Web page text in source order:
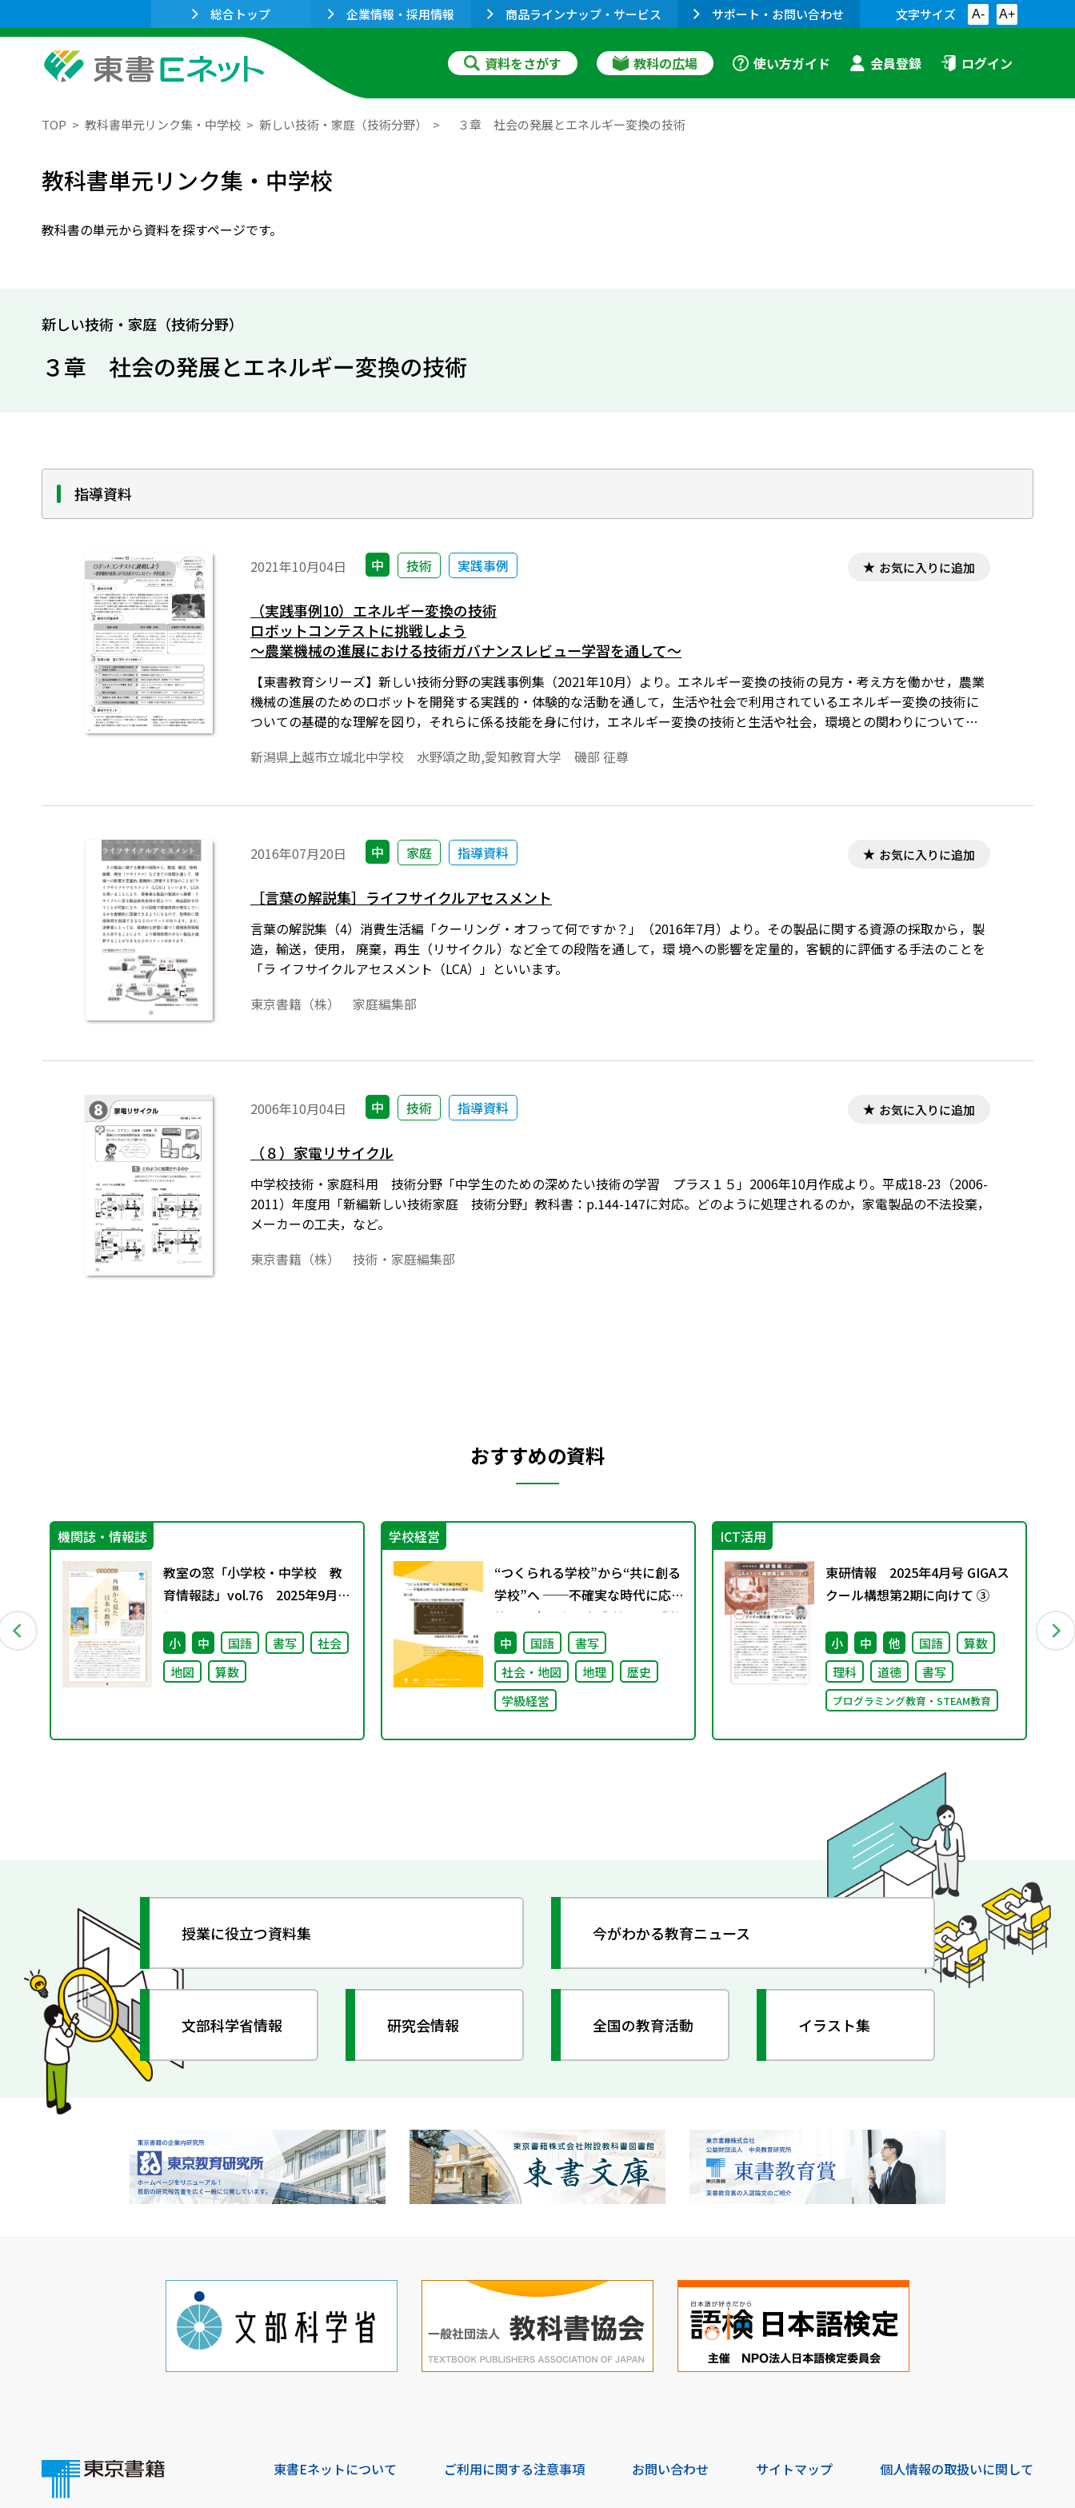
総合トップ 企業情報・採用情報 商品ラインナップ・サービス サポート・お問い合わせ 文字サイズ A- A+
資料をさがす 教科の広場 使い方ガイド 会員登録 ログイン
TOP 教科書単元リンク集・中学校 新しい技術・家庭（技術分野） ３章 社会の発展とエネルギー変換の技術
教科書単元リンク集・中学校
教科書の単元から資料を探すページです。
新しい技術・家庭（技術分野）
３章 社会の発展とエネルギー変換の技術
指導資料
2021年10月04日 中 技術 実践事例 お気に入りに追加
（実践事例10）エネルギー変換の技術
ロボットコンテストに挑戦しよう
〜農業機械の進展における技術ガバナンスレビュー学習を通して〜
【東書教育シリーズ】新しい技術分野の実践事例集（2021年10月）より。エネルギー変換の技術の見方・考え方を働かせ，農業
機械の進展のためのロボットを開発する実践的・体験的な活動を通して，生活や社会で利用されているエネルギー変換の技術に
ついての基礎的な理解を図り，それらに係る技能を身に付け，エネルギー変換の技術と生活や社会，環境との関わりについて理
な社会の構築に向けて，適切かつ誠実にエネルギー変換の技術を工夫し創造しようとする実践的な態度を身に付ける。
新潟県上越市立城北中学校 水野頌之助,愛知教育大学 磯部 征尊
2016年07月20日 中 家庭 指導資料 お気に入りに追加
［言葉の解説集］ライフサイクルアセスメント
言葉の解説集（4）消費生活編「クーリング・オフって何ですか？」（2016年7月）より。その製品に関する資源の採取から，製
造，輸送，使用， 廃棄，再生（リサイクル）など全ての段階を通して，環 境への影響を定量的，客観的に評価する手法のことを
「ラ イフサイクルアセスメント（LCA）」といいます。
東京書籍（株） 家庭編集部
2006年10月04日 中 技術 指導資料 お気に入りに追加
（８）家電リサイクル
中学校技術・家庭科用 技術分野「中学生のための深めたい技術の学習 プラス１５」2006年10月作成より。平成18-23（2006-
2011）年度用「新編新しい技術家庭 技術分野」教科書：p.144-147に対応。どのように処理されるのか，家電製品の不法投棄，
メーカーの工夫，など。
東京書籍（株） 技術・家庭編集部
おすすめの資料
機関誌・情報誌
教室の窓「小学校・中学校 教
育情報誌」vol.76 2025年9月発
行
小 中 国語 書写
社会
地図
算数
学校経営
“つくられる学校”から“共に創る
学校”へ ──不確実な時代に応
答する小津中の実践 第二回 「学
校のコンパス」生徒が創る学校
の最上位方針
中 国語
書写
社会・地図
地理
歴史
学級経営
ICT活用
東研情報 2025年4月号 GIGAス
クール構想第2期に向けて ③
小 中 他 国語
算数
理科
道徳 書写
プログラミング教育・STEAM教育
授業に役立つ資料集 今がわかる教育ニュース
文部科学省情報 研究会情報 全国の教育活動 イラスト集
東書Eネットについて ご利用に関する注意事項 お問い合わせ サイトマップ 個人情報の取扱いに関して